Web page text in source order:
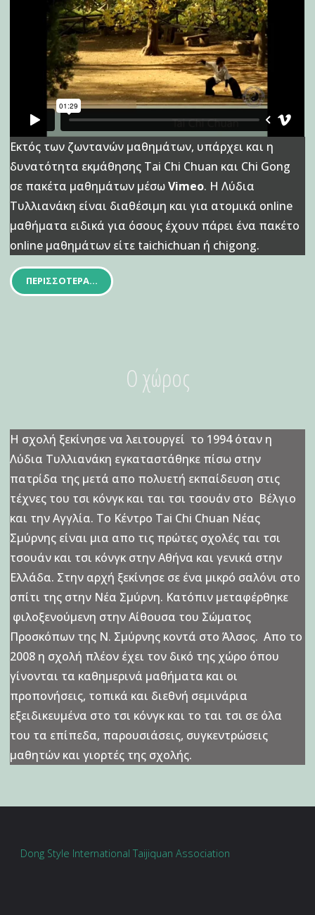
Εκτός των ζωντανών μαθημάτων, υπάρχει και η
δυνατότητα εκμάθησης Tai Chi Chuan και Chi Gong
σε πακέτα μαθημάτων μέσωVimeo. Η Λύδια
Τυλλιανάκη είναι διαθέσιμη και για ατομικά online
μαθήματα ειδικά για όσους έχουν πάρει ένα πακέτο
online μαθημάτων είτε taichichuan ή chigong.
ΠΕΡΙΣΣΌΤΕΡΑ…
Ο χώρος
Η σχολή ξεκίνησε να λειτουργεί το 1994 όταν η
Λύδια Τυλλιανάκη εγκαταστάθηκε πίσω στην
πατρίδα της μετά απο πολυετή εκπαίδευση στις
τέχνες του τσι κόνγκ και ται τσι τσουάν στο Βέλγιο
και την Αγγλία. Το Κέντρο Tai Chi Chuan Νέας
Σμύρνης είναι μια απο τις πρώτες σχολές ται τσι
τσουάν και τσι κόνγκ στην Αθήνα και γενικά στην
Ελλάδα. Στην αρχή ξεκίνησε σε ένα μικρό σαλόνι στο
σπίτι της στην Νέα Σμύρνη. Κατόπιν μεταφέρθηκε
φιλοξενούμενη στην Αίθουσα του Σώματος
Προσκόπων της Ν. Σμύρνης κοντά στο Άλσος. Απο το
2008 η σχολή πλέον έχει τον δικό της χώρο όπου
γίνονται τα καθημερινά μαθήματα και οι
προπονήσεις, τοπικά και διεθνή σεμινάρια
εξειδικευμένα στο τσι κόνγκ και το ται τσι σε όλα
του τα επίπεδα, παρουσιάσεις, συγκεντρώσεις
μαθητών και γιορτές της σχολής.
Dong Style International Taijiquan Association